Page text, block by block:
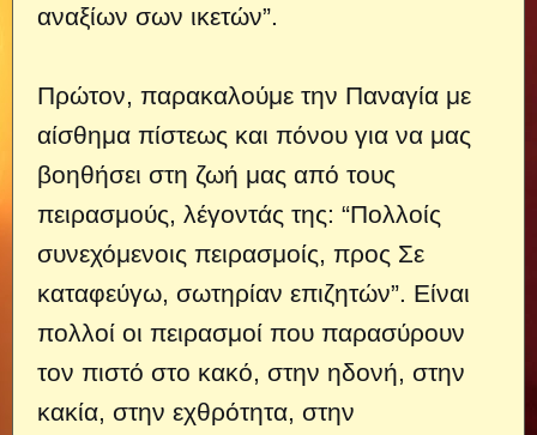
αναξίων σων ικετών”.
Πρώτον, παρακαλούμε την Παναγία με
αίσθημα πίστεως και πόνου για να μας
βοηθήσει στη ζωή μας από τους
πειρασμούς, λέγοντάς της: “Πολλοίς
συνεχόμενοις πειρασμοίς, προς Σε
καταφεύγω, σωτηρίαν επιζητών”. Είναι
πολλοί οι πειρασμοί που παρασύρουν
τον πιστό στο κακό, στην ηδονή, στην
κακία, στην εχθρότητα, στην